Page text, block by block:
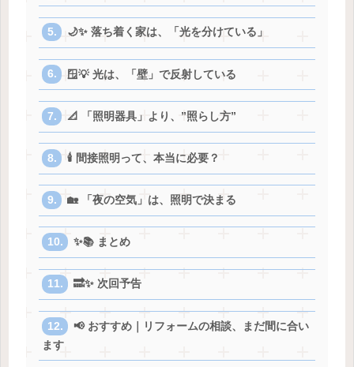
🌙✨ 落ち着く家は、「光を分けている」
🪟💡 光は、「壁」で反射している
📐 「照明器具」より、”照らし方”
🕯️ 間接照明って、本当に必要？
🏡 「夜の空気」は、照明で決まる
✨📚 まとめ
🔜✨ 次回予告
📢 おすすめ｜リフォームの相談、まだ間に合い
ます